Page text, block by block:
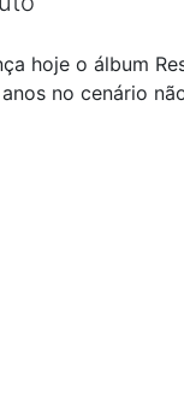
hoje o álbum
no cenário